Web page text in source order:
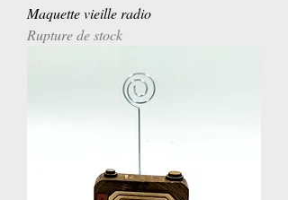
Maquette vieille radio
Rupture de stock